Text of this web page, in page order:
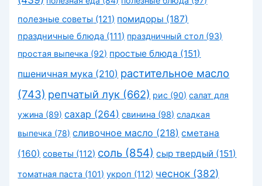
полезные советы (121) помидоры (187)
праздничные блюда (111) праздничный стол (93)
простая выпечка (92) простые блюда (151)
пшеничная мука (210) растительное масло
(743) репчатый лук (662) рис (90) салат для
ужина (89) сахар (264) свинина (98) сладкая
выпечка (78) сливочное масло (218) сметана
(160) советы (112) соль (854) сыр твердый (151)
томатная паста (101) укроп (112) чеснок (382)